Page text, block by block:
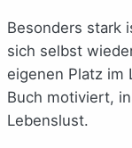
Besonders stark
sich selbst
eigenen Platz im
Buch motiviert,
Lebenslust.